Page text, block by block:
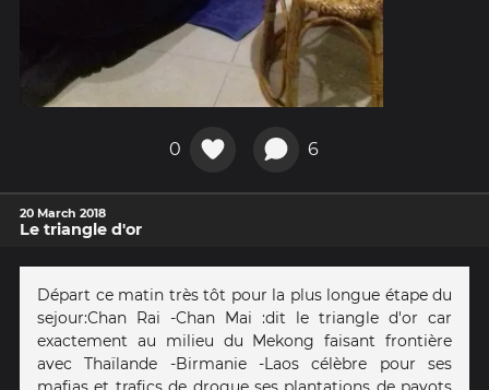
0 6
20 March 2018
Le triangle d'or
Départ ce matin très tôt pour la plus longue étape du
sejour:Chan Rai -Chan Mai :dit le triangle d'or car
exactement au milieu du Mekong faisant frontière
avec Thaïlande -Birmanie -Laos célèbre pour ses